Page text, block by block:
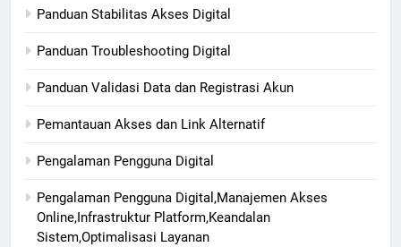
Panduan Stabilitas Akses Digital
Panduan Troubleshooting Digital
Panduan Validasi Data dan Registrasi Akun
Pemantauan Akses dan Link Alternatif
Pengalaman Pengguna Digital
Pengalaman Pengguna Digital,Manajemen Akses
Online,Infrastruktur Platform,Keandalan
Sistem,Optimalisasi Layanan